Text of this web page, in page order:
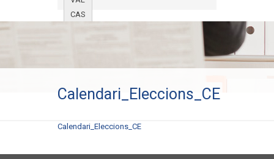
CAS
Calendari_Eleccions_CE
Calendari_Eleccions_CE